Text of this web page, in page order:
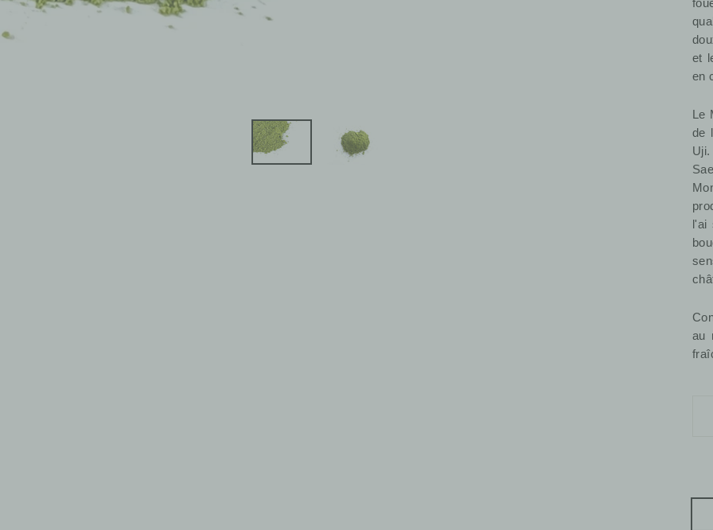
et
en
de
l'ai
au